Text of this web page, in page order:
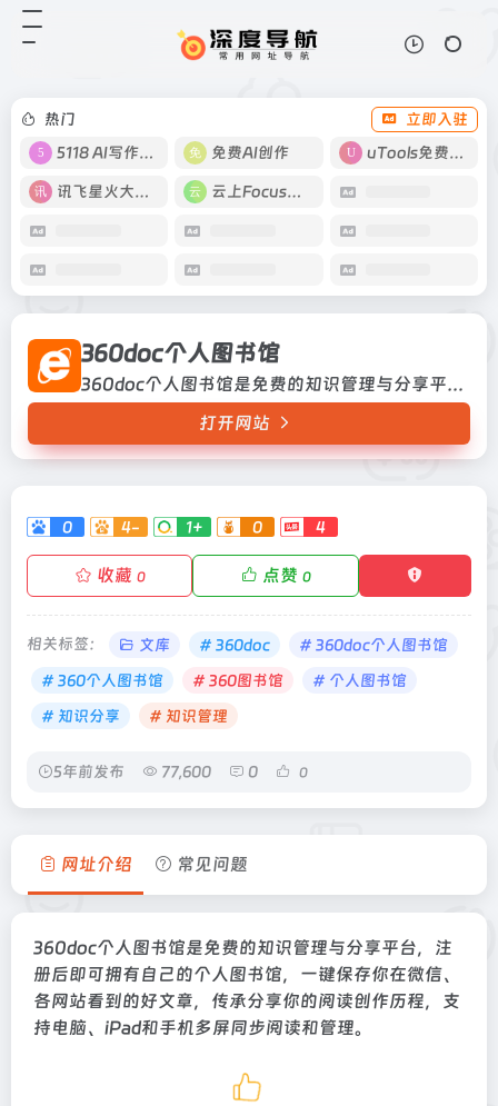
热门
立即入驻
5118 AI写作工具
免费AI创作 uTools免费工具箱
讯飞星火大模型 云上Focus接码
360doc个人图书馆
360doc个人图书馆是免费的知识管理与分享平台，注册后即可拥有自己的个人图书馆，一键保存你在微信、各网站看到的好文章，传承分享你的阅读创作历程，支持电脑、iPad和手机多屏同步阅读和管理。
打开网站
0 4- 1+ 0 4
收藏 0 点赞 0
相关标签： 文库 # 360doc
# 360doc个人图书馆
# 360个人图书馆
# 360图书馆
# 个人图书馆
# 知识分享
# 知识管理
5年前发布 77,600 0 0
360doc个人图书馆
理与分享平台，注册后即可拥有自己
的个人图书馆，一键保存你在微信、
阅读创作历程，支持电脑、iP...
网址介绍 常见问题
360doc个人图书馆是免费的知识管理与分享平台，注
册后即可拥有自己的个人图书馆，一键保存你在微信、
各网站看到的好文章，传承分享你的阅读创作历程，支
持电脑、iPad和手机多屏同步阅读和管理。